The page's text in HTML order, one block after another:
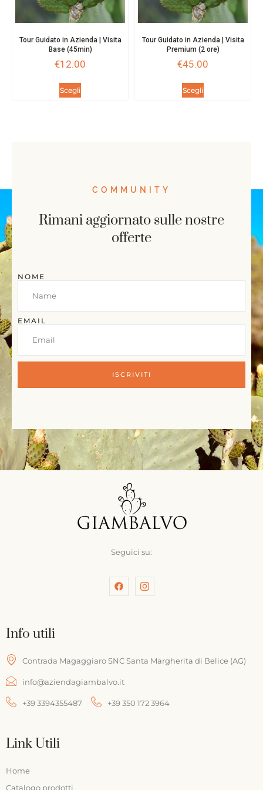
Tour Guidato in Azienda | Visita
Base (45min)
€12.00
Scegli
Tour Guidato in Azienda | Visita
Premium (2 ore)
€45.00
Scegli
COMMUNITY
Rimani aggiornato sulle nostre
offerte
NOME
EMAIL
ISCRIVITI
Seguici su:
Info utili
Contrada Magaggiaro SNC Santa Margherita di Belice (AG)
info@aziendagiambalvo.it
+39 3394355487 +39 350 172 3964
Link Utili
Home
Catalogo prodotti